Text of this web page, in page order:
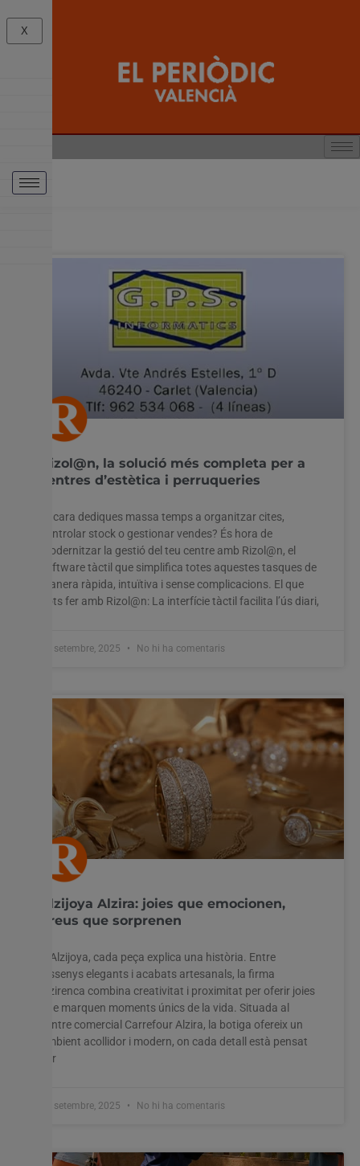
Rizol@n, la solució més completa per a
centres d’estètica i perruqueries
Encara dediques massa temps a organitzar cites,
controlar stock o gestionar vendes? És hora de
modernitzar la gestió del teu centre amb Rizol@n, el
software tàctil que simplifica totes aquestes tasques de
manera ràpida, intuïtiva i sense complicacions. El que
pots fer amb Rizol@n: La interfície tàctil facilita l’ús diari,
19 setembre, 2025 No hi ha comentaris
Alzijoya Alzira: joies que emocionen,
preus que sorprenen
A Alzijoya, cada peça explica una història. Entre
dissenys elegants i acabats artesanals, la firma
alzirenca combina creativitat i proximitat per oferir joies
que marquen moments únics de la vida. Situada al
centre comercial Carrefour Alzira, la botiga ofereix un
ambient acollidor i modern, on cada detall està pensat
per
19 setembre, 2025 No hi ha comentaris